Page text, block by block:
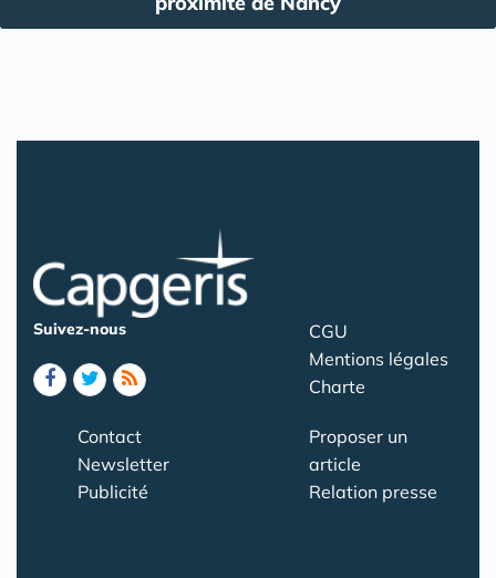
Suivez-nous
CGU
Mentions légales
Charte
Contact
Newsletter
Publicité
Proposer un
article
Relation presse